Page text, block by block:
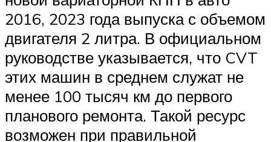
2016, 2023 года выпуска с объемом
двигателя 2 литра. В официальном
руководстве указывается, что CVT
этих машин в среднем служат не
менее 100 тысяч км до первого
планового ремонта. Такой ресурс
возможен при правильной